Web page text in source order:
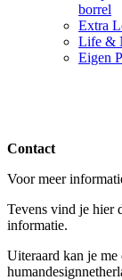
borrel
Extra
Life &
Eigen
Contact
Voor meer
Tevens vind je hier
informatie.
Uiteraard kan je me